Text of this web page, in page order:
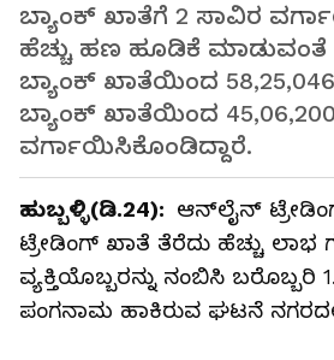
ಬ್ಯಾಂಕ್ ಖಾತೆಗೆ ₹2 ಸಾವಿರ
ಹೆಚ್ಚು ಹಣ ಹೂಡಿಕೆ
ಬ್ಯಾಂಕ್ ಖಾತೆಯಿಂದ
ಬ್ಯಾಂಕ್ ಖಾತೆಯಿಂದ ₹45,06,200
ವರ್ಗಾಯಿಸಿಕೊಂಡಿದ್ದಾರೆ.
ಹುಬ್ಬಳ್ಳಿ(ಡಿ.24): ಆನ್‌ಲೈನ್
ಟ್ರೇಡಿಂಗ್ ಖಾತೆ ತೆರೆದು ಹೆಚ್ಚು ಲಾಭ
ವ್ಯಕ್ತಿಯೊಬ್ಬರನ್ನು ನಂಬಿಸಿ ಬರೊಬ್ಬರಿ
ಪಂಗನಾಮ ಹಾಕಿರುವ ಘಟನೆ